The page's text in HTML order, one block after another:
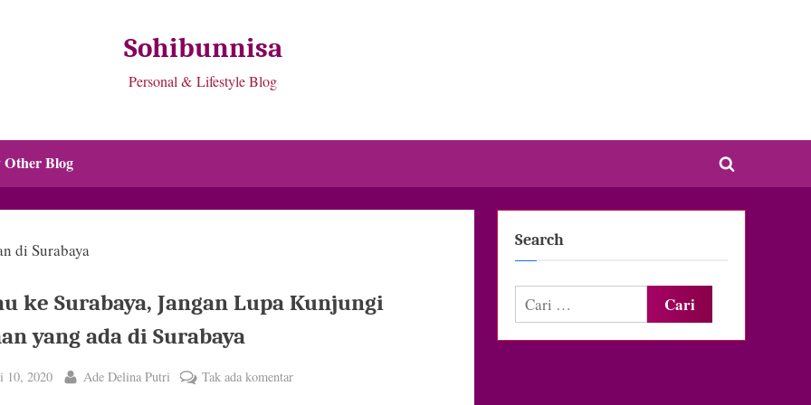
Sohibunnisa
Personal & Lifestyle Blog
Blog
Toggle
ke Surabaya, Jangan Lupa Kunjungi
yang ada di Surabaya
10, 2020 By
Ade Delina Putri Tak ada komentarpada
Search
Cari
untuk: